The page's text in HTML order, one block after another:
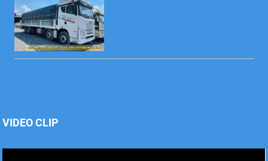
VIDEO CLIP